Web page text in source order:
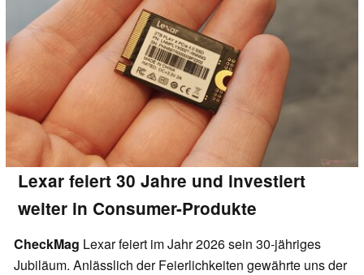
Lexar feiert 30 Jahre und investiert
weiter in Consumer-Produkte
CheckMag Lexar feiert im Jahr 2026 sein 30-jähriges
Jubiläum. Anlässlich der Feierlichkeiten gewährte uns der